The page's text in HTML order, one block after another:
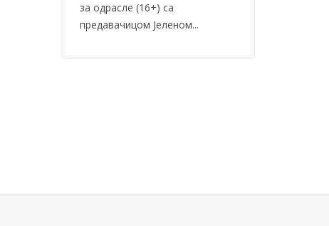
за одрасле (16+) са
предавачицом Јеленом...